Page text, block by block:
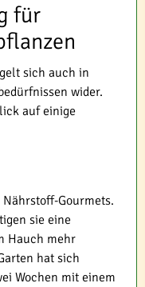
für
sich auch in
wider.
auf einige
Gourmets.
sie eine
Hauch mehr
hat sich
Wochen mit einem